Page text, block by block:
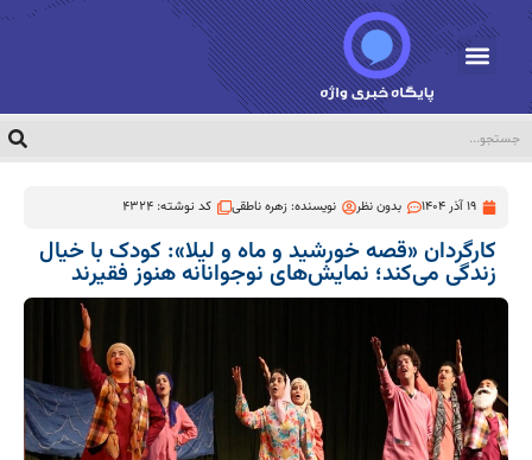
19 آذر 1404 بدون نظر نویسنده:زهره ناطقی کد نوشته: 4324
کارگردان «قصه خورشید و ماه و لیلا»: کودک با خیال
زندگی می‌کند؛ نمایش‌های نوجوانانه هنوز فقیرند